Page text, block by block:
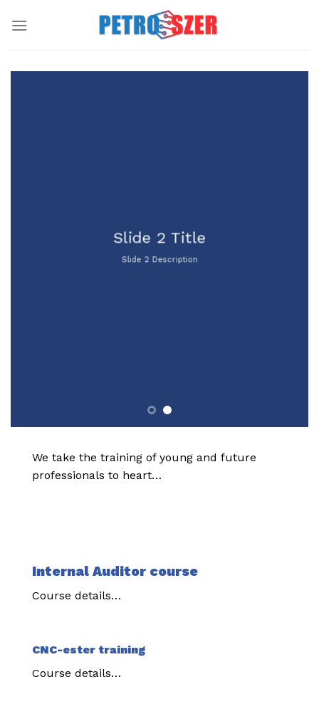
Slide 2 Title
Slide 2 Description
We take the training of young and future
professionals to heart…
Internal Auditor course
Course details…
CNC-ester training
Course details…